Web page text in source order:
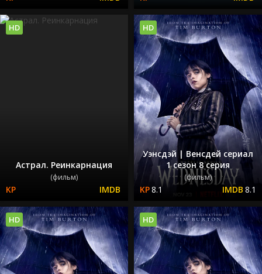
Астрал. Реинкарнация
(фильм)
HD
Уэнсдэй | Венсдей сериал
1 сезон 8 серия
(фильм)
8.1 8.1
HD
HD HD